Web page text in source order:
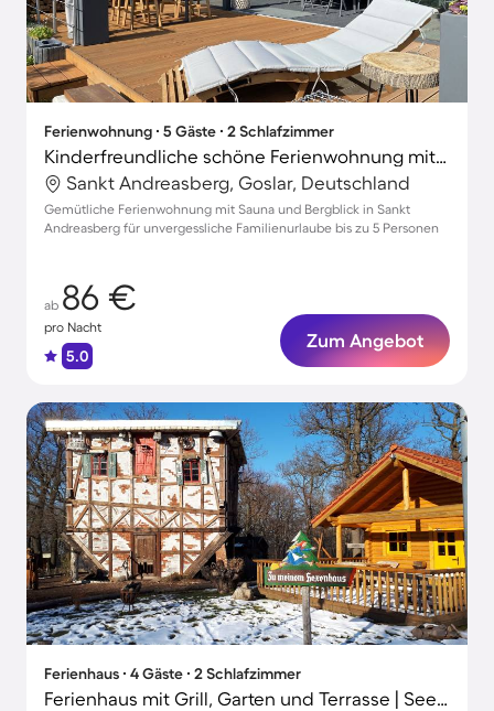
Ferienwohnung ∙ 5 Gäste ∙ 2 Schlafzimmer
Kinderfreundliche schöne Ferienwohnung mit Sauna, Grill und Terrasse | Bergblick
Sankt Andreasberg, Goslar, Deutschland
Gemütliche Ferienwohnung mit Sauna und Bergblick in Sankt
Andreasberg für unvergessliche Familienurlaube bis zu 5 Personen
ab 86 €
pro Nacht
5.0
Zum Angebot
Ferienhaus ∙ 4 Gäste ∙ 2 Schlafzimmer
Ferienhaus mit Grill, Garten und Terrasse | Seeblick